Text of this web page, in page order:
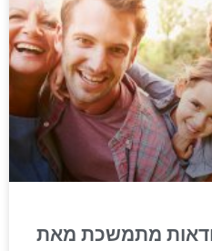
ודאות מתמשכת מאת